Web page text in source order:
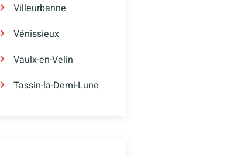
Villeurbanne
Vénissieux
Vaulx-en-Velin
Tassin-la-Demi-Lune